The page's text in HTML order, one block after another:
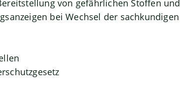
von gefährlichen Stoffen und
bei Wechsel der sachkundigen